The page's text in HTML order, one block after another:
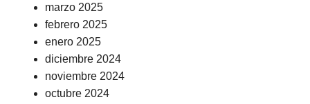
marzo 2025
febrero 2025
enero 2025
diciembre 2024
noviembre 2024
octubre 2024